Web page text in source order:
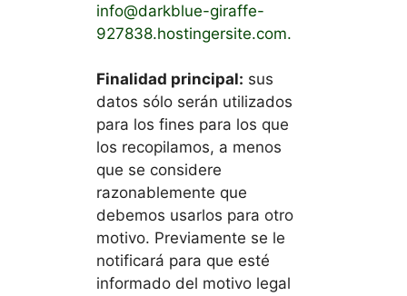
info@darkblue-giraffe-
927838.hostingersite.com.
Finalidad principal: sus
datos sólo serán utilizados
para los fines para los que
los recopilamos, a menos
que se considere
razonablemente que
debemos usarlos para otro
motivo. Previamente se le
notificará para que esté
informado del motivo legal